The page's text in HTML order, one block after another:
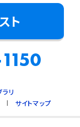
育成のため
が難しいと
る場合で、
障を及ぼす
事業の承継
、承継前の
ト
リ
サイトマップ